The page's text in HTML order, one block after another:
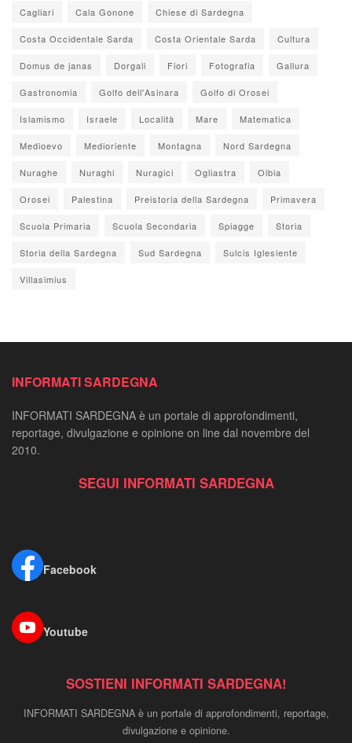
Cagliari Cala Gonone Chiese di Sardegna
Costa Occidentale Sarda Costa Orientale Sarda Cultura
Domus de janas Dorgali Fiori Fotografia Gallura
Gastronomia Golfo dell'Asinara Golfo di Orosei
Islamismo Israele Località Mare Matematica
Medioevo Medioriente Montagna Nord Sardegna
Nuraghe Nuraghi Nuragici Ogliastra Olbia
Orosei Palestina Preistoria della Sardegna Primavera
Scuola Primaria Scuola Secondaria Spiagge Storia
Storia della Sardegna Sud Sardegna Sulcis Iglesiente
Villasimius
INFORMATI SARDEGNA
INFORMATI SARDEGNA è un portale di approfondimenti,
reportage, divulgazione e opinione on line dal novembre del
2010.
SEGUI INFORMATI SARDEGNA
Facebook
Youtube
SOSTIENI INFORMATI SARDEGNA!
INFORMATI SARDEGNA è un portale di approfondimenti, reportage,
divulgazione e opinione.